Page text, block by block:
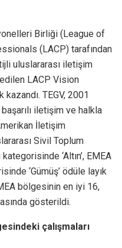
Birliği (League of
(LACP) tarafından
uluslararası iletişim
LACP Vision
TEGV, 2001
başarılı iletişim ve halkla
İletişim
Sivil Toplum
‘Altın’, EMEA
‘Gümüş’ ödüle layık
bölgesinin en iyi 16,
gösterildi.
çalışmaları